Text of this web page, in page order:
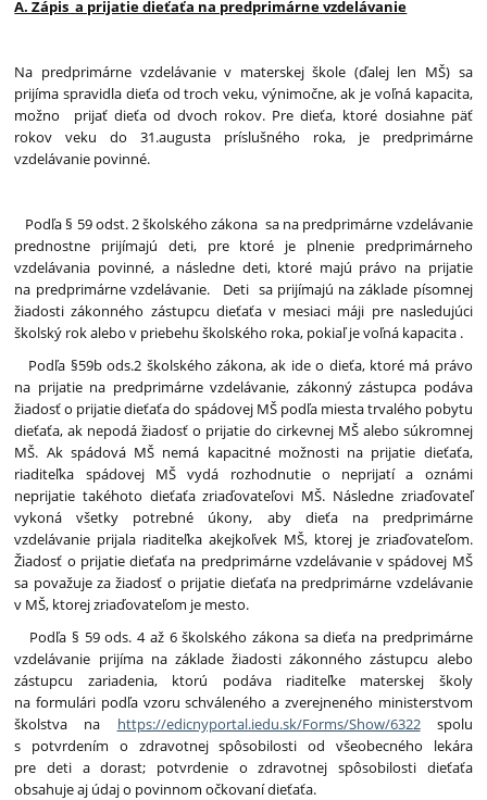
A. Zápis a prijatie dieťaťa na predprimárne vzdelávanie
Na predprimárne vzdelávanie v materskej škole (ďalej len MŠ) sa
prijíma spravidla dieťa od troch veku, výnimočne, ak je voľná kapacita,
možno prijať dieťa od dvoch rokov. Pre dieťa, ktoré dosiahne päť
rokov veku do 31.augusta príslušného roka, je predprimárne
vzdelávanie povinné.
Podľa § 59 odst. 2 školského zákona sa na predprimárne vzdelávanie
prednostne prijímajú deti, pre ktoré je plnenie predprimárneho
vzdelávania povinné, a následne deti, ktoré majú právo na prijatie
na predprimárne vzdelávanie. Deti sa prijímajú na základe písomnej
žiadosti zákonného zástupcu dieťaťa v mesiaci máji pre nasledujúci
školský rok alebo v priebehu školského roka, pokiaľ je voľná kapacita .
Podľa §59b ods.2 školského zákona, ak ide o dieťa, ktoré má právo
na prijatie na predprimárne vzdelávanie, zákonný zástupca podáva
žiadosť o prijatie dieťaťa do spádovej MŠ podľa miesta trvalého pobytu
dieťaťa, ak nepodá žiadosť o prijatie do cirkevnej MŠ alebo súkromnej
MŠ. Ak spádová MŠ nemá kapacitné možnosti na prijatie dieťaťa,
riaditeľka spádovej MŠ vydá rozhodnutie o neprijatí a oznámi
neprijatie takéhoto dieťaťa zriaďovateľovi MŠ. Následne zriaďovateľ
vykoná všetky potrebné úkony, aby dieťa na predprimárne
vzdelávanie prijala riaditeľka akejkoľvek MŠ, ktorej je zriaďovateľom.
Žiadosť o prijatie dieťaťa na predprimárne vzdelávanie v spádovej MŠ
sa považuje za žiadosť o prijatie dieťaťa na predprimárne vzdelávanie
v MŠ, ktorej zriaďovateľom je mesto.
Podľa § 59 ods. 4 až 6 školského zákona sa dieťa na predprimárne
vzdelávanie prijíma na základe žiadosti zákonného zástupcu alebo
zástupcu zariadenia, ktorú podáva riaditeľke materskej školy
na formulári podľa vzoru schváleného a zverejneného ministerstvom
školstva na https://edicnyportal.iedu.sk/Forms/Show/6322spolu
s potvrdením o zdravotnej spôsobilosti od všeobecného lekára
pre deti a dorast; potvrdenie o zdravotnej spôsobilosti dieťaťa
obsahuje aj údaj o povinnom očkovaní dieťaťa.